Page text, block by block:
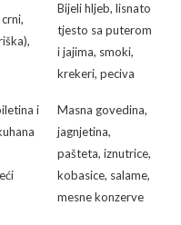
Bijeli hljeb, lisnato
tjesto sa puterom
i jajima, smoki,
krekeri, peciva
i
Masna govedina,
jagnjetina,
pašteta, iznutrice,
kobasice, salame,
mesne konzerve